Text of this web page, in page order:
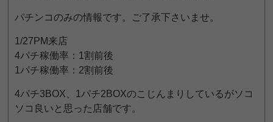
パチンコのみの情報です。ご了承下さいませ。
1/27PM来店
4パチ稼働率：1割前後
1パチ稼働率：2割前後
4パチ3BOX、1パチ2BOXのこじんまりしているがソコ
ソコ良いと思った店舗です。